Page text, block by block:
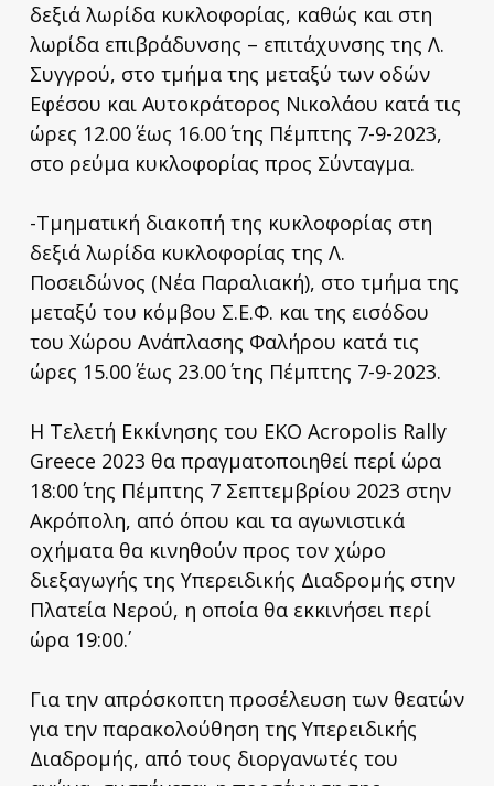
δεξιά λωρίδα κυκλοφορίας, καθώς και στη
λωρίδα επιβράδυνσης – επιτάχυνσης της Λ.
Συγγρού, στο τμήμα της μεταξύ των οδών
Εφέσου και Αυτοκράτορος Νικολάου κατά τις
ώρες 12.00΄ έως 16.00΄ της Πέμπτης 7-9-2023,
στο ρεύμα κυκλοφορίας προς Σύνταγμα.
-Τμηματική διακοπή της κυκλοφορίας στη
δεξιά λωρίδα κυκλοφορίας της Λ.
Ποσειδώνος (Νέα Παραλιακή), στο τμήμα της
μεταξύ του κόμβου Σ.Ε.Φ. και της εισόδου
του Χώρου Ανάπλασης Φαλήρου κατά τις
ώρες 15.00΄ έως 23.00΄ της Πέμπτης 7-9-2023.
Η Τελετή Εκκίνησης του ΕΚΟ Acropolis Rally
Greece 2023 θα πραγματοποιηθεί περί ώρα
18:00΄ της Πέμπτης 7 Σεπτεμβρίου 2023 στην
Ακρόπολη, από όπου και τα αγωνιστικά
οχήματα θα κινηθούν προς τον χώρο
διεξαγωγής της Υπερειδικής Διαδρομής στην
Πλατεία Νερού, η οποία θα εκκινήσει περί
ώρα 19:00΄.
Για την απρόσκοπτη προσέλευση των θεατών
για την παρακολούθηση της Υπερειδικής
Διαδρομής, από τους διοργανωτές του